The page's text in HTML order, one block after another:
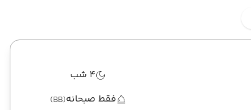
4 شب
فقط صبحانه(BB)